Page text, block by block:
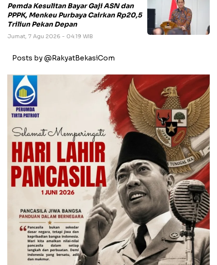
Pemda Kesulitan Bayar Gaji ASN dan
PPPK, Menkeu Purbaya Cairkan Rp20,5
Triliun Pekan Depan
Jumat, 7 Agu 2026 - 04:19 WIB
Posts by @RakyatBekasiCom